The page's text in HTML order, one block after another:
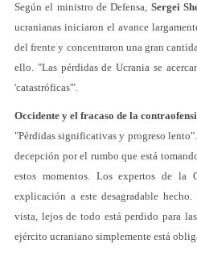
Según el ministro de Defensa, Sergei
ucranianas iniciaron el avance
del frente y concentraron una gran
ello. "Las pérdidas de Ucrania se
'catastróficas'".
Occidente y el fracaso de la
"Pérdidas significativas y progreso
decepción por el rumbo que está
estos momentos. Los expertos de la
explicación a este desagradable
vista, lejos de todo está perdido para
ejército ucraniano simplemente está